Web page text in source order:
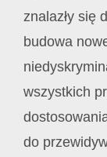
znalazły się
budowa
wszystkich
do